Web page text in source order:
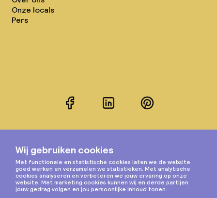
Onze locals
Pers
FacebookLinkedInPinterest
Instagram